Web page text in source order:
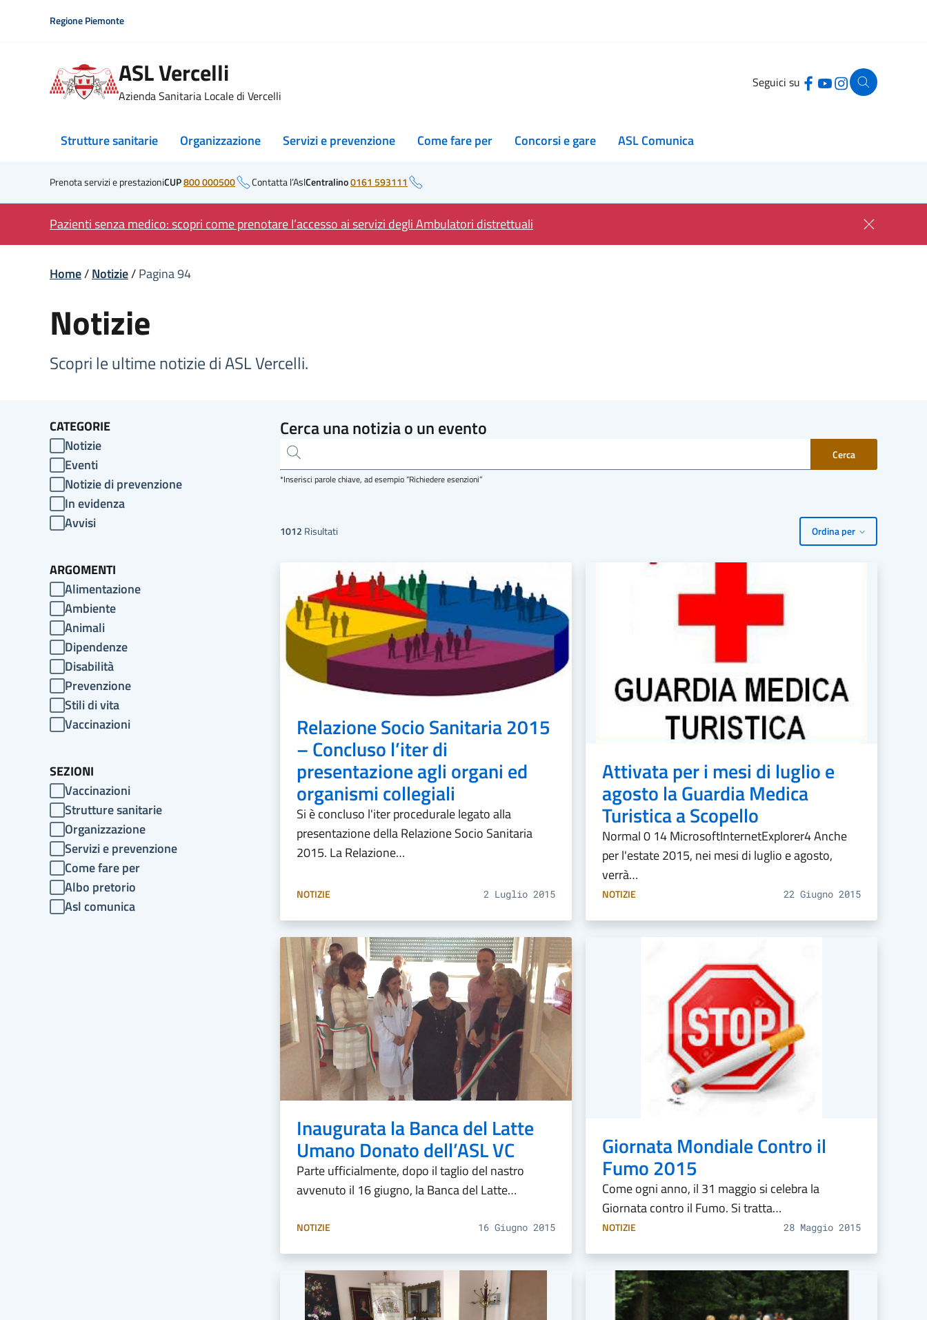
Regione Piemonte
ASL Vercelli
Azienda Sanitaria Locale di Vercelli
Seguici su
Strutture sanitarie Organizzazione Servizi e prevenzione Come fare per Concorsi e gare ASL Comunica
Prenota servizi e prestazioniCUP800 000500 Contatta l’AslCentralino0161 593111
Pazienti senza medico: scopri come prenotare l’accesso ai servizi degli Ambulatori distrettuali
Home/Notizie/Pagina 94
Notizie
Scopri le ultime notizie di ASL Vercelli.
CATEGORIE
Notizie
Eventi
Notizie di prevenzione
In evidenza
Avvisi
ARGOMENTI
Alimentazione
Ambiente
Animali
Dipendenze
Disabilità
Prevenzione
Stili di vita
Vaccinazioni
SEZIONI
Vaccinazioni
Strutture sanitarie
Organizzazione
Servizi e prevenzione
Come fare per
Albo pretorio
Asl comunica
Cerca una notizia o un evento
*Inserisci parole chiave, ad esempio “Richiedere esenzioni”
1012 Risultati
Relazione Socio Sanitaria 2015
– Concluso l’iter di
presentazione agli organi ed
organismi collegiali
Si è concluso l'iter procedurale legato alla
presentazione della Relazione Socio Sanitaria
2015. La Relazione…
NOTIZIE 2 Luglio 2015
Attivata per i mesi di luglio e
agosto la Guardia Medica
Turistica a Scopello
Normal 0 14 MicrosoftInternetExplorer4 Anche
per l'estate 2015, nei mesi di luglio e agosto,
verrà…
NOTIZIE 22 Giugno 2015
Inaugurata la Banca del Latte
Umano Donato dell’ASL VC
Parte ufficialmente, dopo il taglio del nastro
avvenuto il 16 giugno, la Banca del Latte…
NOTIZIE 16 Giugno 2015
Giornata Mondiale Contro il
Fumo 2015
Come ogni anno, il 31 maggio si celebra la
Giornata contro il Fumo. Si tratta…
NOTIZIE 28 Maggio 2015